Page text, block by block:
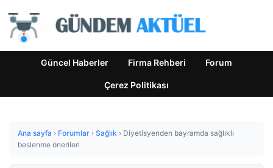
Güncel Haberler Firma Rehberi Forum
Çerez Politikası
Ana sayfa › Forumlar › Sağlık › Diyetisyenden bayramda sağlıklı
beslenme önerileri